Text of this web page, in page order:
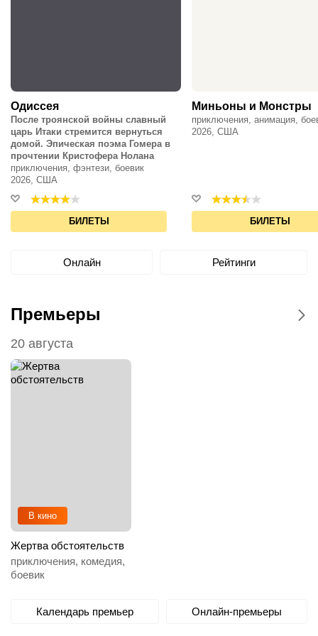
Онлайн Рейтинги
Одиссея
После троянской войны славный
царь Итаки стремится вернуться
домой. Эпическая поэма Гомера в
прочтении Кристофера Нолана
приключения, фэнтези, боевик
2026, США
БИЛЕТЫ
Миньоны и Монстры
приключения, анимация,
2026, США
БИЛЕТЫ
Премьеры
Календарь премьер Онлайн-премьеры
20 августа
В кино
Жертва обстоятельств
приключения, комедия,
боевик